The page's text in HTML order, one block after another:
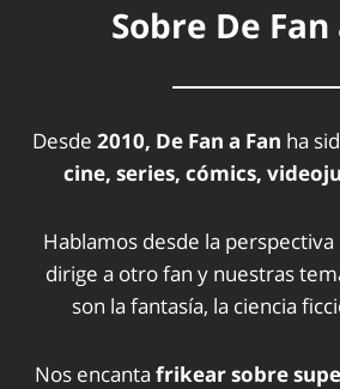
Sobre De Fan
Desde 2010, De Fan a Fan ha
cine, series, cómics,
Hablamos desde la
dirige a otro fan y nuestras
son la fantasía, la ciencia
Nos encanta frikear sobre